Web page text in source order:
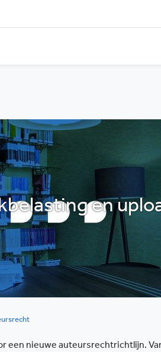
en
een nieuwe auteursrechtrichtlijn.